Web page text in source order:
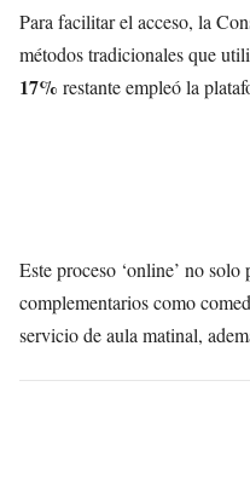
Para facilitar el acceso, la
métodos tradicionales que
17% restante empleó la
Este proceso ‘online’ no
complementarios como
servicio de aula matinal,